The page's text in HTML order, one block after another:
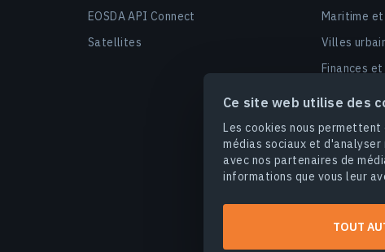
Ce site web utilise des
Les cookies nous
médias sociaux et
avec nos partenaires de
informations que vous leur
TOUT
EOSDA API Connect
Satellites
Maritime
Villes
Finances
Sécurité
Marchés